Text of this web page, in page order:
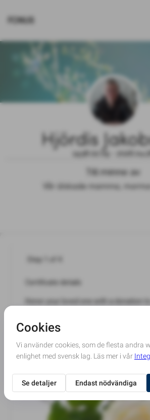
FONUS
Hjördis
1938.02.09 - 2026.04.28
Till minne av
Vår älskade mamma,